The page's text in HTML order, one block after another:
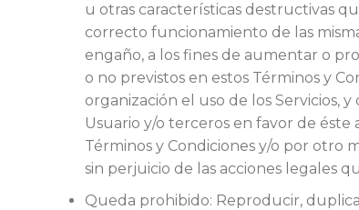
u otras características destructivas
correcto funcionamiento de las
engaño, a los fines de aumentar o
o no previstos en estos Términos y
organización el uso de los Servicios,
Usuario y/o terceros en favor de
Términos y Condiciones y/o por otro
sin perjuicio de las acciones legales
Queda prohibido: Reproducir,